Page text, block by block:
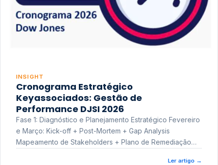
INSIGHT
Cronograma Estratégico
Keyassociados: Gestão de
Performance DJSI 2026
Fase 1: Diagnóstico e Planejamento Estratégico Fevereiro
e Março: Kick-off + Post-Mortem + Gap Analysis
Mapeamento de Stakeholders + Plano de Remediação
Ler artigo →